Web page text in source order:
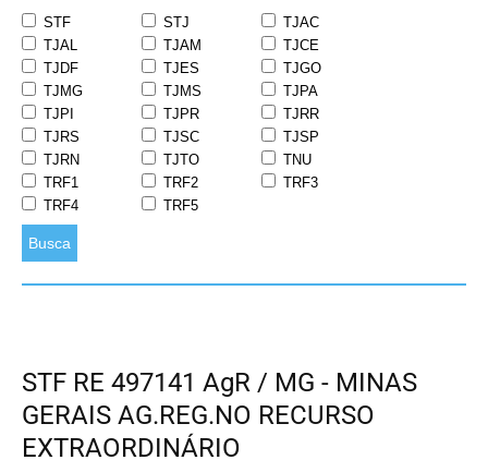
STF STJ
TJAC
TJAL
TJAM
TJCE
TJDF
TJES
TJGO
TJMG
TJMS
TJPA
TJPI
TJPR
TJRR
TJRS
TJSC
TJSP
TJRN
TJTO
TNU
TRF1
TRF2
TRF3
TRF4
TRF5
Busca
STF RE 497141 AgR / MG - MINAS
GERAIS AG.REG.NO RECURSO
EXTRAORDINÁRIO